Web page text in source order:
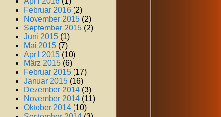
Februar 2016 (2)
November 2015 (2)
September 2015 (2)
Juni 2015 (1)
Mai 2015 (7)
April 2015 (10)
März 2015 (6)
Februar 2015 (17)
Januar 2015 (16)
Dezember 2014 (3)
November 2014 (11)
Oktober 2014 (10)